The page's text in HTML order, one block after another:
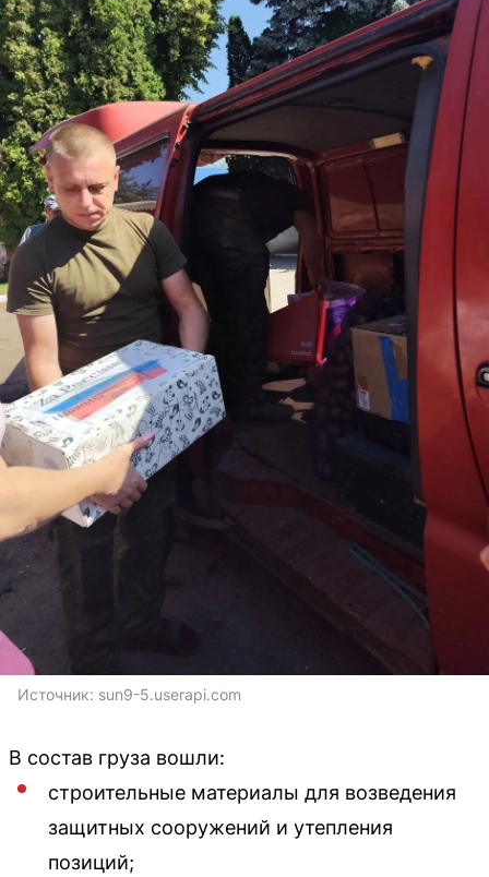
Источник: sun9-5.userapi.com
В состав груза вошли:
строительные материалы для возведения
защитных сооружений и утепления
позиций;